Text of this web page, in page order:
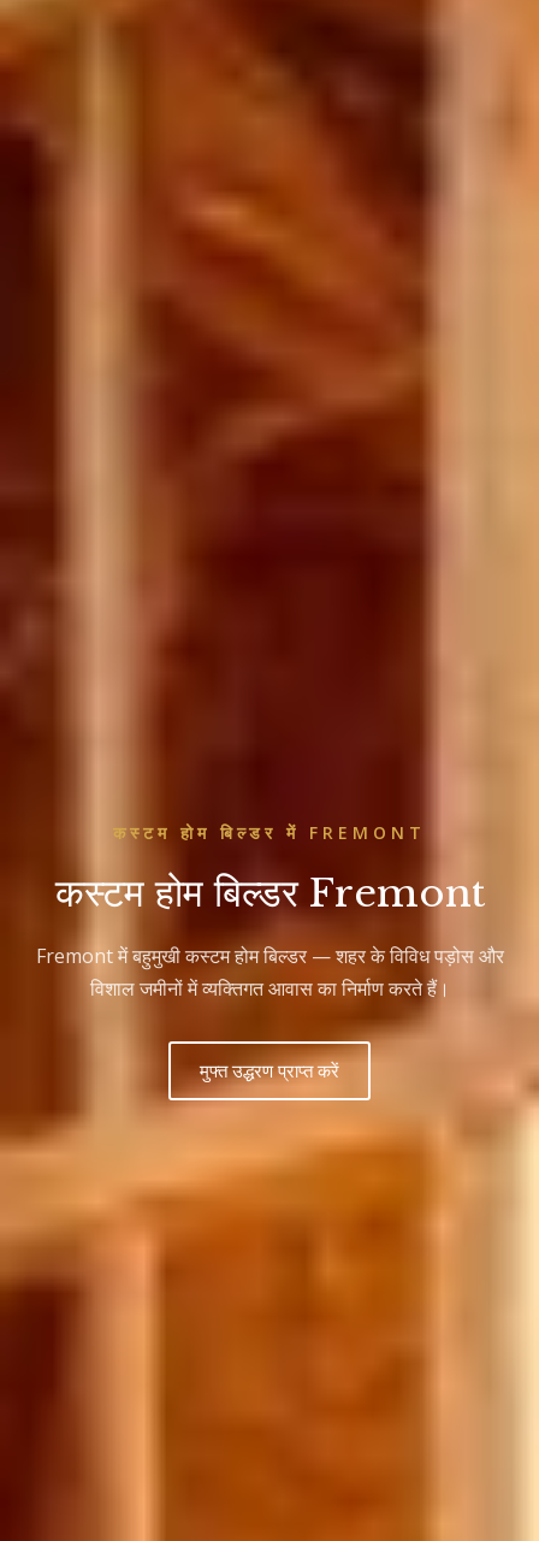
कस्टम होम बिल्डर में FREMONT
कस्टम होम बिल्डर Fremont
Fremont में बहुमुखी कस्टम होम बिल्डर — शहर के विविध पड़ोस और
विशाल जमीनों में व्यक्तिगत आवास का निर्माण करते हैं।
मुफ्त उद्धरण प्राप्त करें